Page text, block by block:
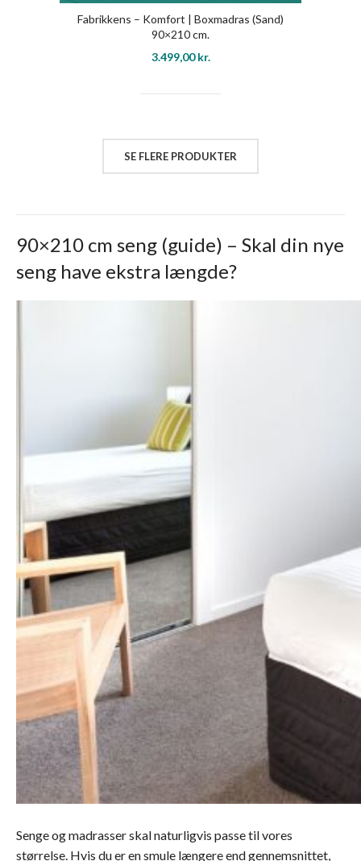
Fabrikkens – Komfort | Boxmadras (Sand)
90×210 cm.
3.499,00kr.
SE FLERE PRODUKTER
90×210 cm seng (guide) – Skal din nye
seng have ekstra længde?
Senge og madrasser skal naturligvis passe til vores
størrelse. Hvis du er en smule længere end gennemsnittet,